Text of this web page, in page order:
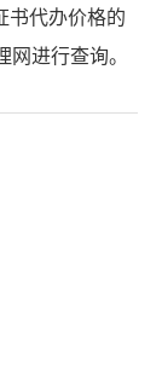
书代办价格的
进行查询。